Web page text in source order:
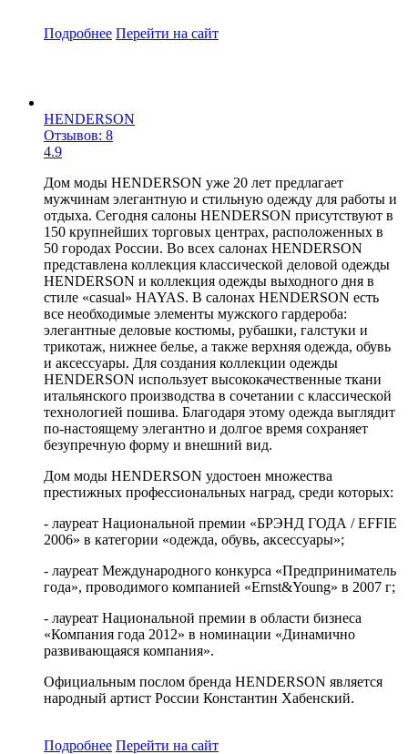
Подробнее Перейти на сайт
HENDERSON
Отзывов: 8
4.9
Дом моды HENDERSON уже 20 лет предлагает
мужчинам элегантную и стильную одежду для работы и
отдыха. Сегодня салоны HENDERSON присутствуют в
150 крупнейших торговых центрах, расположенных в
50 городах России. Во всех салонах HENDERSON
представлена коллекция классической деловой одежды
HENDERSON и коллекция одежды выходного дня в
стиле «casual» HAYAS. В салонах HENDERSON есть
все необходимые элементы мужского гардероба:
элегантные деловые костюмы, рубашки, галстуки и
трикотаж, нижнее белье, а также верхняя одежда, обувь
и аксессуары. Для создания коллекции одежды
HENDERSON использует высококачественные ткани
итальянского производства в сочетании с классической
технологией пошива. Благодаря этому одежда выглядит
по-настоящему элегантно и долгое время сохраняет
безупречную форму и внешний вид.
Дом моды HENDERSON удостоен множества
престижных профессиональных наград, среди которых:
- лауреат Национальной премии «БРЭНД ГОДА / EFFIE
2006» в категории «одежда, обувь, аксессуары»;
- лауреат Международного конкурса «Предприниматель
года», проводимого компанией «Ernst&Young» в 2007 г;
- лауреат Национальной премии в области бизнеса
«Компания года 2012» в номинации «Динамично
развивающаяся компания».
Официальным послом бренда HENDERSON является
народный артист России Константин Хабенский.
Подробнее Перейти на сайт